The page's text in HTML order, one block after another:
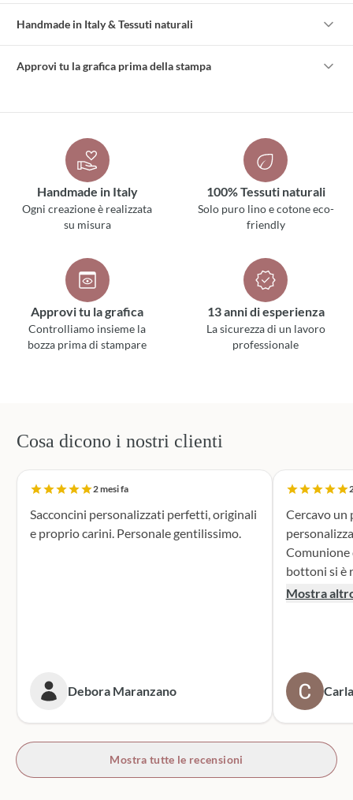
Handmade in Italy & Tessuti naturali
Approvi tu la grafica prima della stampa
Handmade in Italy
Ogni creazione è realizzata
su misura
100% Tessuti naturali
Solo puro lino e cotone eco-
friendly
Approvi tu la grafica
Controlliamo insieme la
bozza prima di stampare
13 anni di esperienza
La sicurezza di un lavoro
professionale
Cosa dicono i nostri clienti
2 mesi fa
Sacconcini personalizzati perfetti, originali
e proprio carini. Personale gentilissimo.
Debora Maranzano
Cercavo
Comunione di
bottoni si è
supporto
prossime
bottoni!
Mostra
Mostra tutte le recensioni